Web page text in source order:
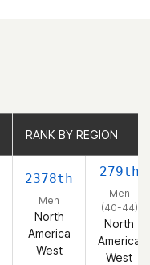
RANK BY REGION
2378th
Men
North
America
West
279th
Men
(40-44)
North
America
West
RANK BY REGION